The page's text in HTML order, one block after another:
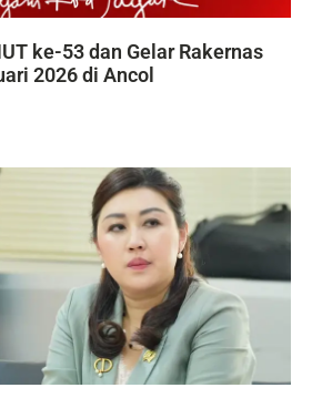
ke-53 dan Gelar Rakernas
2026 di Ancol